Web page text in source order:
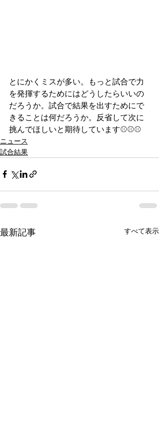
とにかくミスが多い。もっと試合で力
を発揮するためにはどうしたらいいの
だろうか。試合で結果を出すためにで
きることは何だろうか。反省して次に
挑んでほしいと期待しています⚾️⚾️⚾️
ニュース
試合結果
最新記事 すべて表示